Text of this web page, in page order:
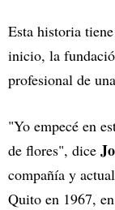
Esta historia
inicio, la
profesional de
"Yo empecé en
de flores", dice
compañía y
Quito en 1967,